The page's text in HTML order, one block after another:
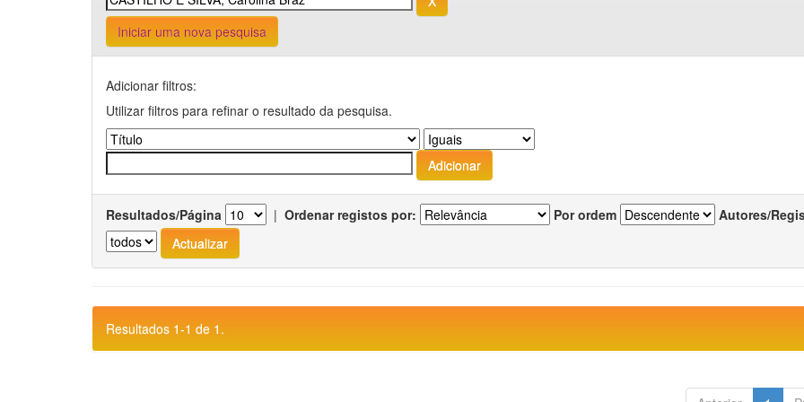
Iniciar uma nova pesquisa
Adicionar filtros:
Utilizar filtros para refinar o resultado da pesquisa.
Resultados/Página | Ordenar registos por: Por ordem Autores/
Resultados 1-1 de 1.